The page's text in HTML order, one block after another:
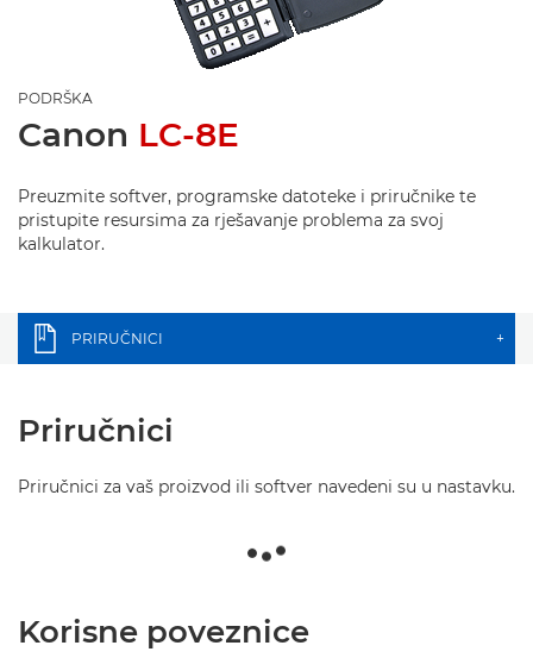
PODRŠKA
Canon LC-8E
Preuzmite softver, programske datoteke i priručnike te
pristupite resursima za rješavanje problema za svoj
kalkulator.
PRIRUČNICI +
Priručnici
Priručnici za vaš proizvod ili softver navedeni su u nastavku.
Korisne poveznice